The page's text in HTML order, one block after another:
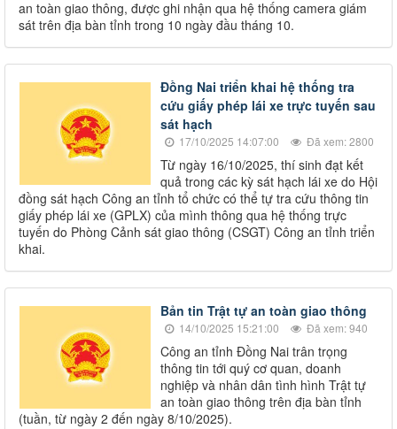
an toàn giao thông, được ghi nhận qua hệ thống camera giám
sát trên địa bàn tỉnh trong 10 ngày đầu tháng 10.
Đồng Nai triển khai hệ thống tra
cứu giấy phép lái xe trực tuyến sau
sát hạch
17/10/2025 14:07:00 Đã xem: 2800
Từ ngày 16/10/2025, thí sinh đạt kết
quả trong các kỳ sát hạch lái xe do Hội
đồng sát hạch Công an tỉnh tổ chức có thể tự tra cứu thông tin
giấy phép lái xe (GPLX) của mình thông qua hệ thống trực
tuyến do Phòng Cảnh sát giao thông (CSGT) Công an tỉnh triển
khai.
Bản tin Trật tự an toàn giao thông
14/10/2025 15:21:00 Đã xem: 940
Công an tỉnh Đồng Nai trân trọng
thông tin tới quý cơ quan, doanh
nghiệp và nhân dân tình hình Trật tự
an toàn giao thông trên địa bàn tỉnh
(tuần, từ ngày 2 đến ngày 8/10/2025).